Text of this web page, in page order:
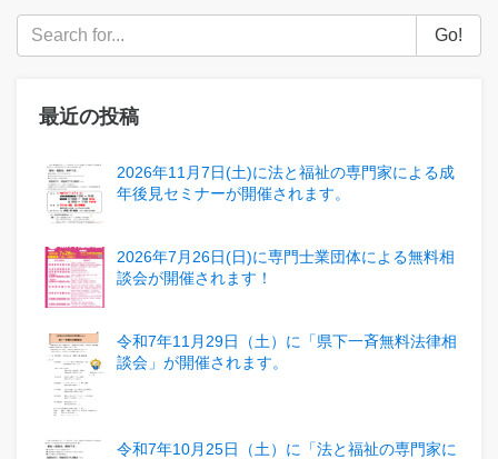
Go!
最近の投稿
2026年11月7日(土)に法と福祉の専門家による成
年後見セミナーが開催されます。
2026年7月26日(日)に専門士業団体による無料相
談会が開催されます！
令和7年11月29日（土）に「県下一斉無料法律相
談会」が開催されます。
令和7年10月25日（土）に「法と福祉の専門家に